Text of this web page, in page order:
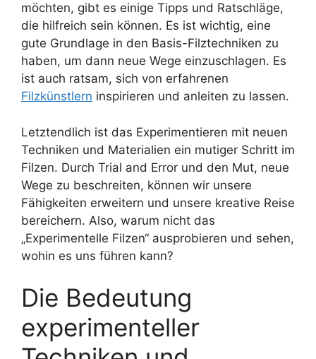
möchten, gibt es einige Tipps und Ratschläge,
die hilfreich sein können. Es ist wichtig, eine
gute Grundlage in den Basis-Filztechniken zu
haben, um dann neue Wege einzuschlagen. Es
ist auch ratsam, sich von erfahrenen
Filzkünstlern inspirieren und anleiten zu lassen.
Letztendlich ist das Experimentieren mit neuen
Techniken und Materialien ein mutiger Schritt im
Filzen. Durch Trial and Error und den Mut, neue
Wege zu beschreiten, können wir unsere
Fähigkeiten erweitern und unsere kreative Reise
bereichern. Also, warum nicht das
„Experimentelle Filzen“ ausprobieren und sehen,
wohin es uns führen kann?
Die Bedeutung
experimenteller